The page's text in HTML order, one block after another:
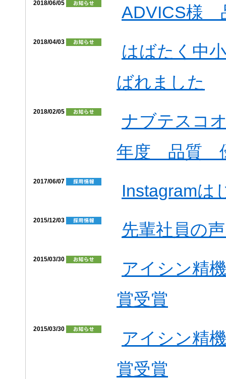
2018/06/05 ADVICS様
2018/04/03
はばたく中
ばれました
2018/02/05
ナブテスコ
年度 品質
2017/06/07 Instagramは
2015/12/03 先輩社員の
2015/03/30
アイシン精
賞受賞
2015/03/30
アイシン精
賞受賞